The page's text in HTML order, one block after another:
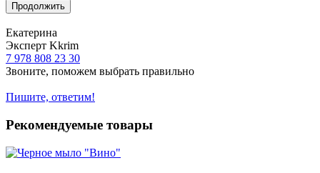
Продолжить
Екатерина
Эксперт Kkrim
7 978 808 23 30
Звоните, поможем выбрать правильно
Пишите, ответим!
Рекомендуемые товары